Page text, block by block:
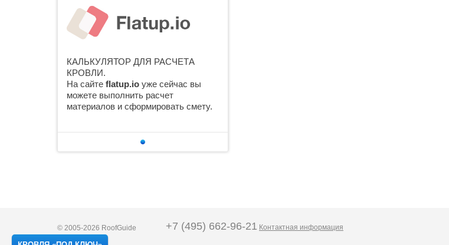
КАЛЬКУЛЯТОР ДЛЯ РАСЧЕТА
КРОВЛИ.
На сайте flatup.io уже сейчас вы
можете выполнить расчет
материалов и сформировать смету.
© 2005-2026 RoofGuide
+7 (495) 662-96-21 Контактная информация